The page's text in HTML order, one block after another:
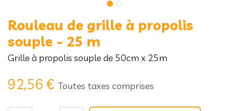
Rouleau de grille à propolis
souple - 25 m
Grille à propolis souple de 50cm x 25m
92,56 € Toutes taxes comprises